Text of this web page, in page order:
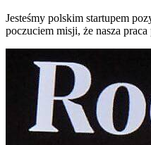
Jesteśmy polskim startupem
poczuciem misji, że nasza